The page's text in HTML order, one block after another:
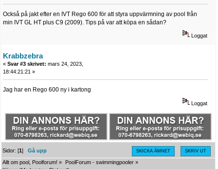
Också på jakt efter en IVT Rego 600 för att styra uppvärmning av pool från
min IVT GL HT plus C9 (2009). Tips på var att köpa en sådan?
Loggat
Krabbzebra
« Svar #3 skrivet: mars 24, 2023,
18:44:21:21 »
Jag har en Rego 600 ny i kartong
Loggat
SKICKA ÄMNET SKRIV UT
Sidor: [1]Gå upp
Allt om pool, Poolforum! » PoolForum - swimmingpooler »